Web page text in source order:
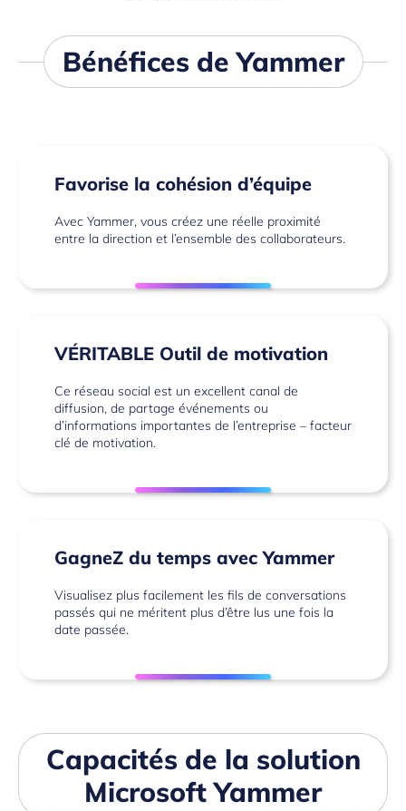
Bénéfices de Yammer
Favorise la cohésion d’équipe
Avec Yammer, vous créez une réelle proximité
entre la direction et l’ensemble des collaborateurs.
VÉRITABLE Outil de motivation
Ce réseau social est un excellent canal de
diffusion, de partage événements ou
d’informations importantes de l’entreprise – facteur
clé de motivation.
GagneZ du temps avec Yammer
Visualisez plus facilement les fils de conversations
passés qui ne méritent plus d’être lus une fois la
date passée.
Capacités de la solution
Microsoft Yammer